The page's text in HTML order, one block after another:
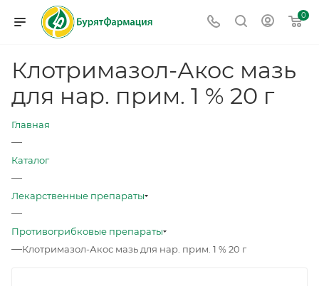
0
Клотримазол-Акос мазь
для нар. прим. 1 % 20 г
Главная
—
Каталог
—
Лекарственные препараты
—
Противогрибковые препараты
—Клотримазол-Акос мазь для нар. прим. 1 % 20 г